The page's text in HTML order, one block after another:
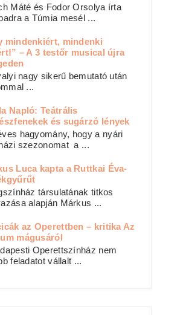
Máté és Fodor Orsolya írta
a Túmia mesél ...
mindenkiért, mindenki
– A 3 testőr musical újra
nagy sikerű bemutató után
...
Napló: Teátrális
és sugárzó lények
hagyomány, hogy a nyári
szezonomat a ...
Luca kapta a Ruttkai Éva-
társulatának titkos
alapján Márkus ...
az Operettben – kritika Az
mágusáról
Operettszínház nem
feladatot vállalt ...